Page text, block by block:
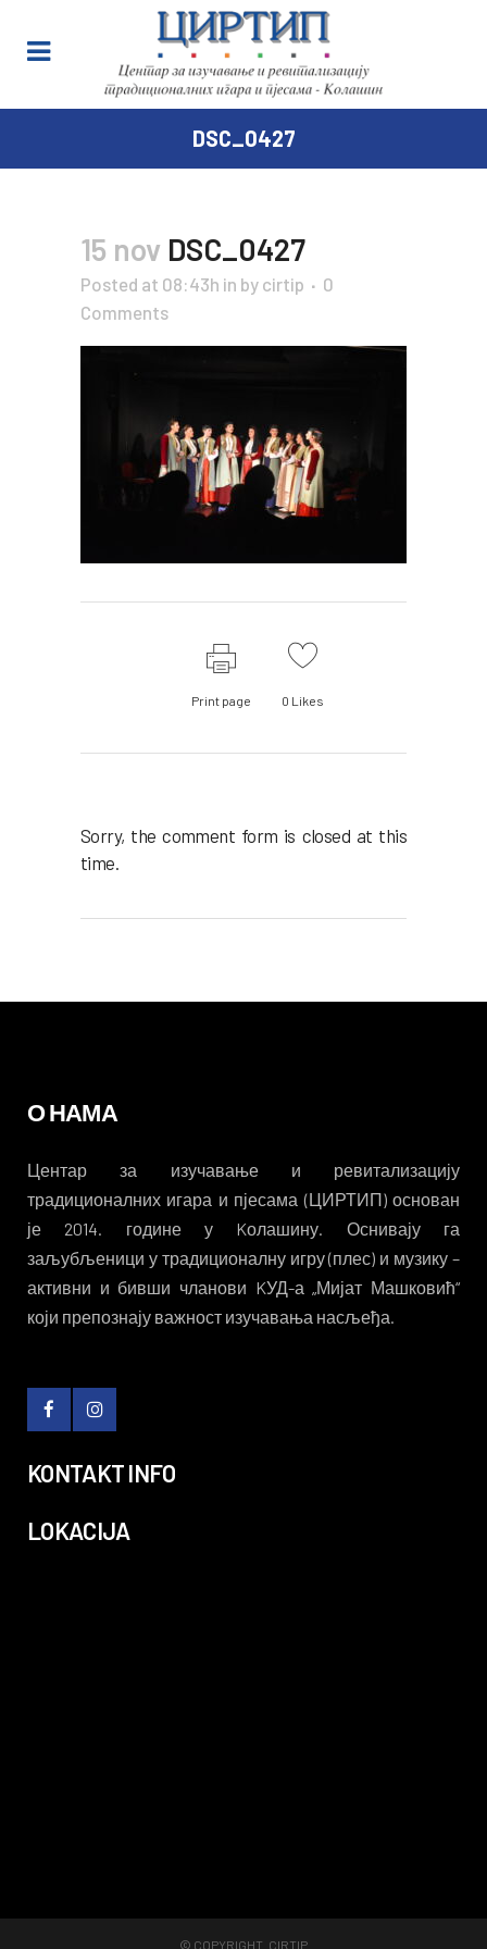
DSC_0427
15 nov DSC_0427
Posted at 08:43h in by cirtip
0
Comments
Print page 0 Likes
Sorry, the comment form is closed at this
time.
О НАМА
Центар за изучавање и ревитализацију
традиционалних игара и пјесама (ЦИРТИП) основан
је 2014. године у Kолашину. Оснивају га
заљубљеници у традиционалну игру (плес) и музику –
активни и бивши чланови KУД-а „Мијат Машковић“
који препознају важност изучавања насљеђа.
KONTAKT INFO
LOKACIJA
© COPYRIGHT. CIRTIP